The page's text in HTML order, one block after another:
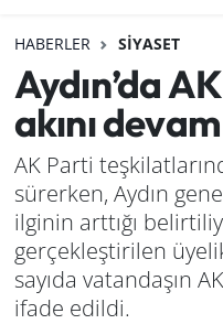
HABERLER SIYASET
Aydın’da
akını
AK Parti
sürerken, Aydın
ilginin arttığı
gerçekleştirilen
sayıda vatandaşın
ifade edildi.
Genel
Haber
Izmir
Kütahya
Manisa
Son Dakika
Haber Arşivi